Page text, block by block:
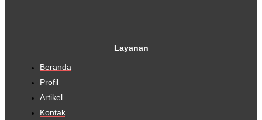
Layanan
Beranda
Profil
Artikel
Kontak